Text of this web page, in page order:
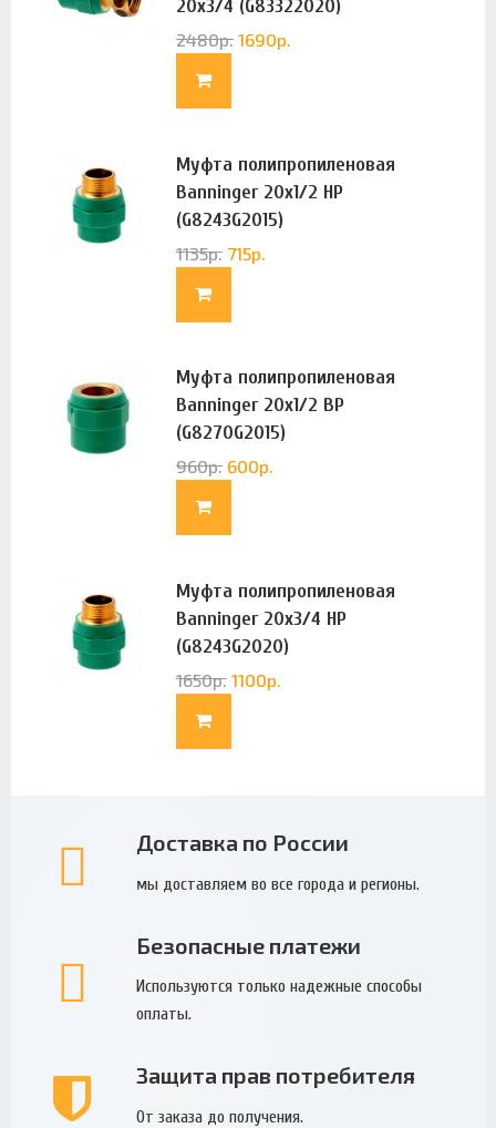
20х3/4 (G83322020)
2480р. 1690р.
Муфта полипропиленовая
Banninger 20х1/2 НР
(G8243G2015)
1135р. 715р.
Муфта полипропиленовая
Banninger 20х1/2 ВР
(G8270G2015)
960р. 600р.
Муфта полипропиленовая
Banninger 20х3/4 НР
(G8243G2020)
1650р. 1100р.
Доставка по России
мы доставляем во все города и регионы.
Безопасные платежи
Используются только надежные способы
оплаты.
Защита прав потребителя
От заказа до получения.